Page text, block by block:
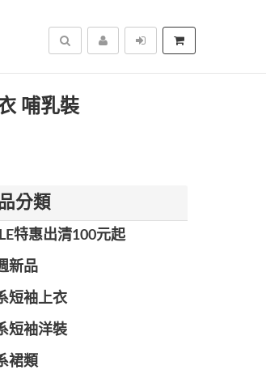
搜尋
哺乳裝
分類
特惠出清100元起
新品
短袖上衣
短袖洋裝
裙類